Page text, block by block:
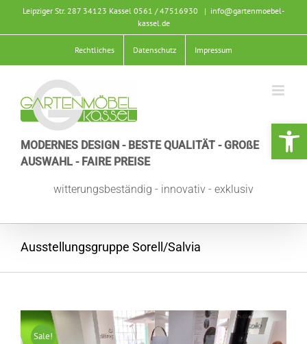
springen
Leipziger Str. 287 34123 Kassel 0561 / 47516930 | info@gartenmoebel-
kassel.de
Rechtliches Datenschutz Impressum
MODERNES DESIGN - BESTE QUALITÄT - GROßE
AUSWAHL - FAIRE PREISE
witterungsbeständig - innovativ - exklusiv
Ausstellungsgruppe Sorell/Salvia
Sale!